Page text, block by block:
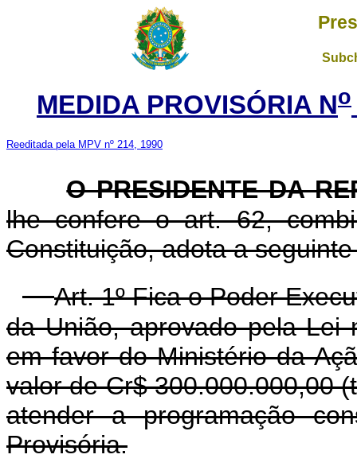
MEDIDA PROVISÓRIA No
Reeditada pela MPV nº 214, 1990
O PRESIDENTE DA
lhe confere o art. 62,
Constituição, adota a
Art. 1º Fica o Poder
da União, aprovado pela Lei
em favor do Ministério da
valor de Cr$ 300.000.000,00
atender a programação
Provisória.